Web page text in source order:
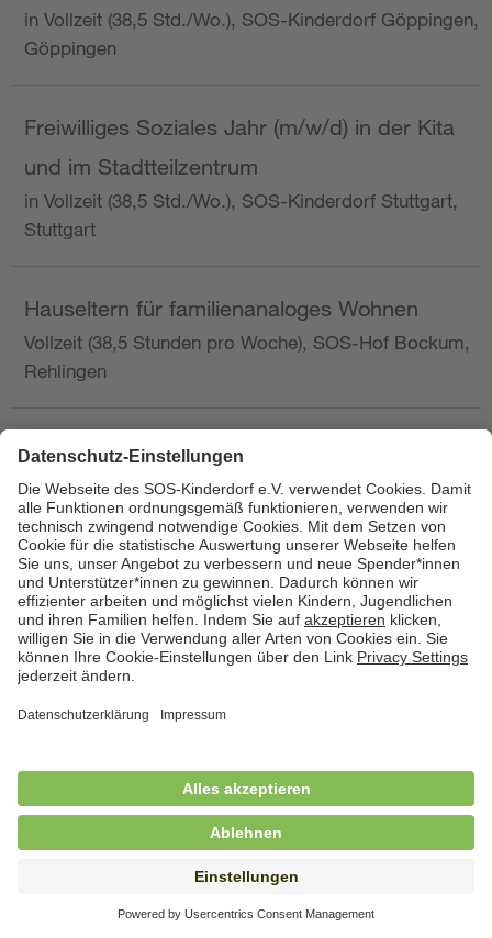
in Vollzeit (38,5 Std./Wo.), SOS-Kinderdorf Göppingen,
Göppingen
Freiwilliges Soziales Jahr (m/w/d) in der Kita
und im Stadtteilzentrum
in Vollzeit (38,5 Std./Wo.), SOS-Kinderdorf Stuttgart,
Stuttgart
Hauseltern für familienanaloges Wohnen
Vollzeit (38,5 Stunden pro Woche), SOS-Hof Bockum,
Rehlingen
Hauswirtschafterin / Köchin (m/w/d) als
Ausbilderin (m/w/d) im Bereich
Nahrungszubereitung
in Vollzeit (38,5 Std./Wo.), SOS-Kinderdorf
Saarbrücken, Saarbrücken
Hauswirtschaftskraft (m/w/d)
in Teilzeit (mind. 20 - max. 30 Std./.Wo.), SOS-
Hauswirtschaftskraft (m/w/d)
in unbefristeter Anstellung, Teilzeit (20 Std./Wo.), SOS-
Kinderdorf Dortmund, Hagen